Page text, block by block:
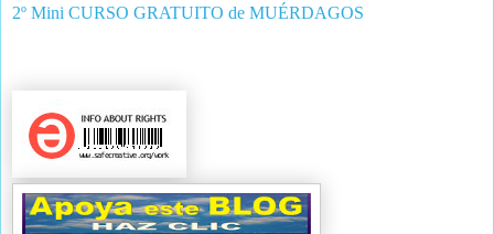
2º Mini CURSO GRATUITO de MUÉRDAGOS